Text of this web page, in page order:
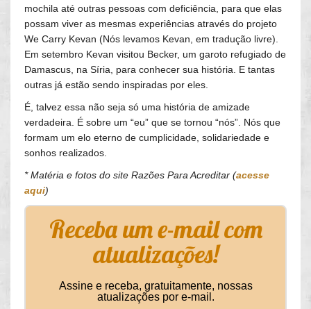
mochila até outras pessoas com deficiência, para que elas
possam viver as mesmas experiências através do projeto
We Carry Kevan (Nós levamos Kevan, em tradução livre).
Em setembro Kevan visitou Becker, um garoto refugiado de
Damascus, na Síria, para conhecer sua história. E tantas
outras já estão sendo inspiradas por eles.
É, talvez essa não seja só uma história de amizade
verdadeira. É sobre um “eu” que se tornou “nós”. Nós que
formam um elo eterno de cumplicidade, solidariedade e
sonhos realizados.
* Matéria e fotos do site Razões Para Acreditar (acesse
aqui)
Receba um e-mail com
atualizações!
Assine e receba, gratuitamente, nossas
atualizações por e-mail.